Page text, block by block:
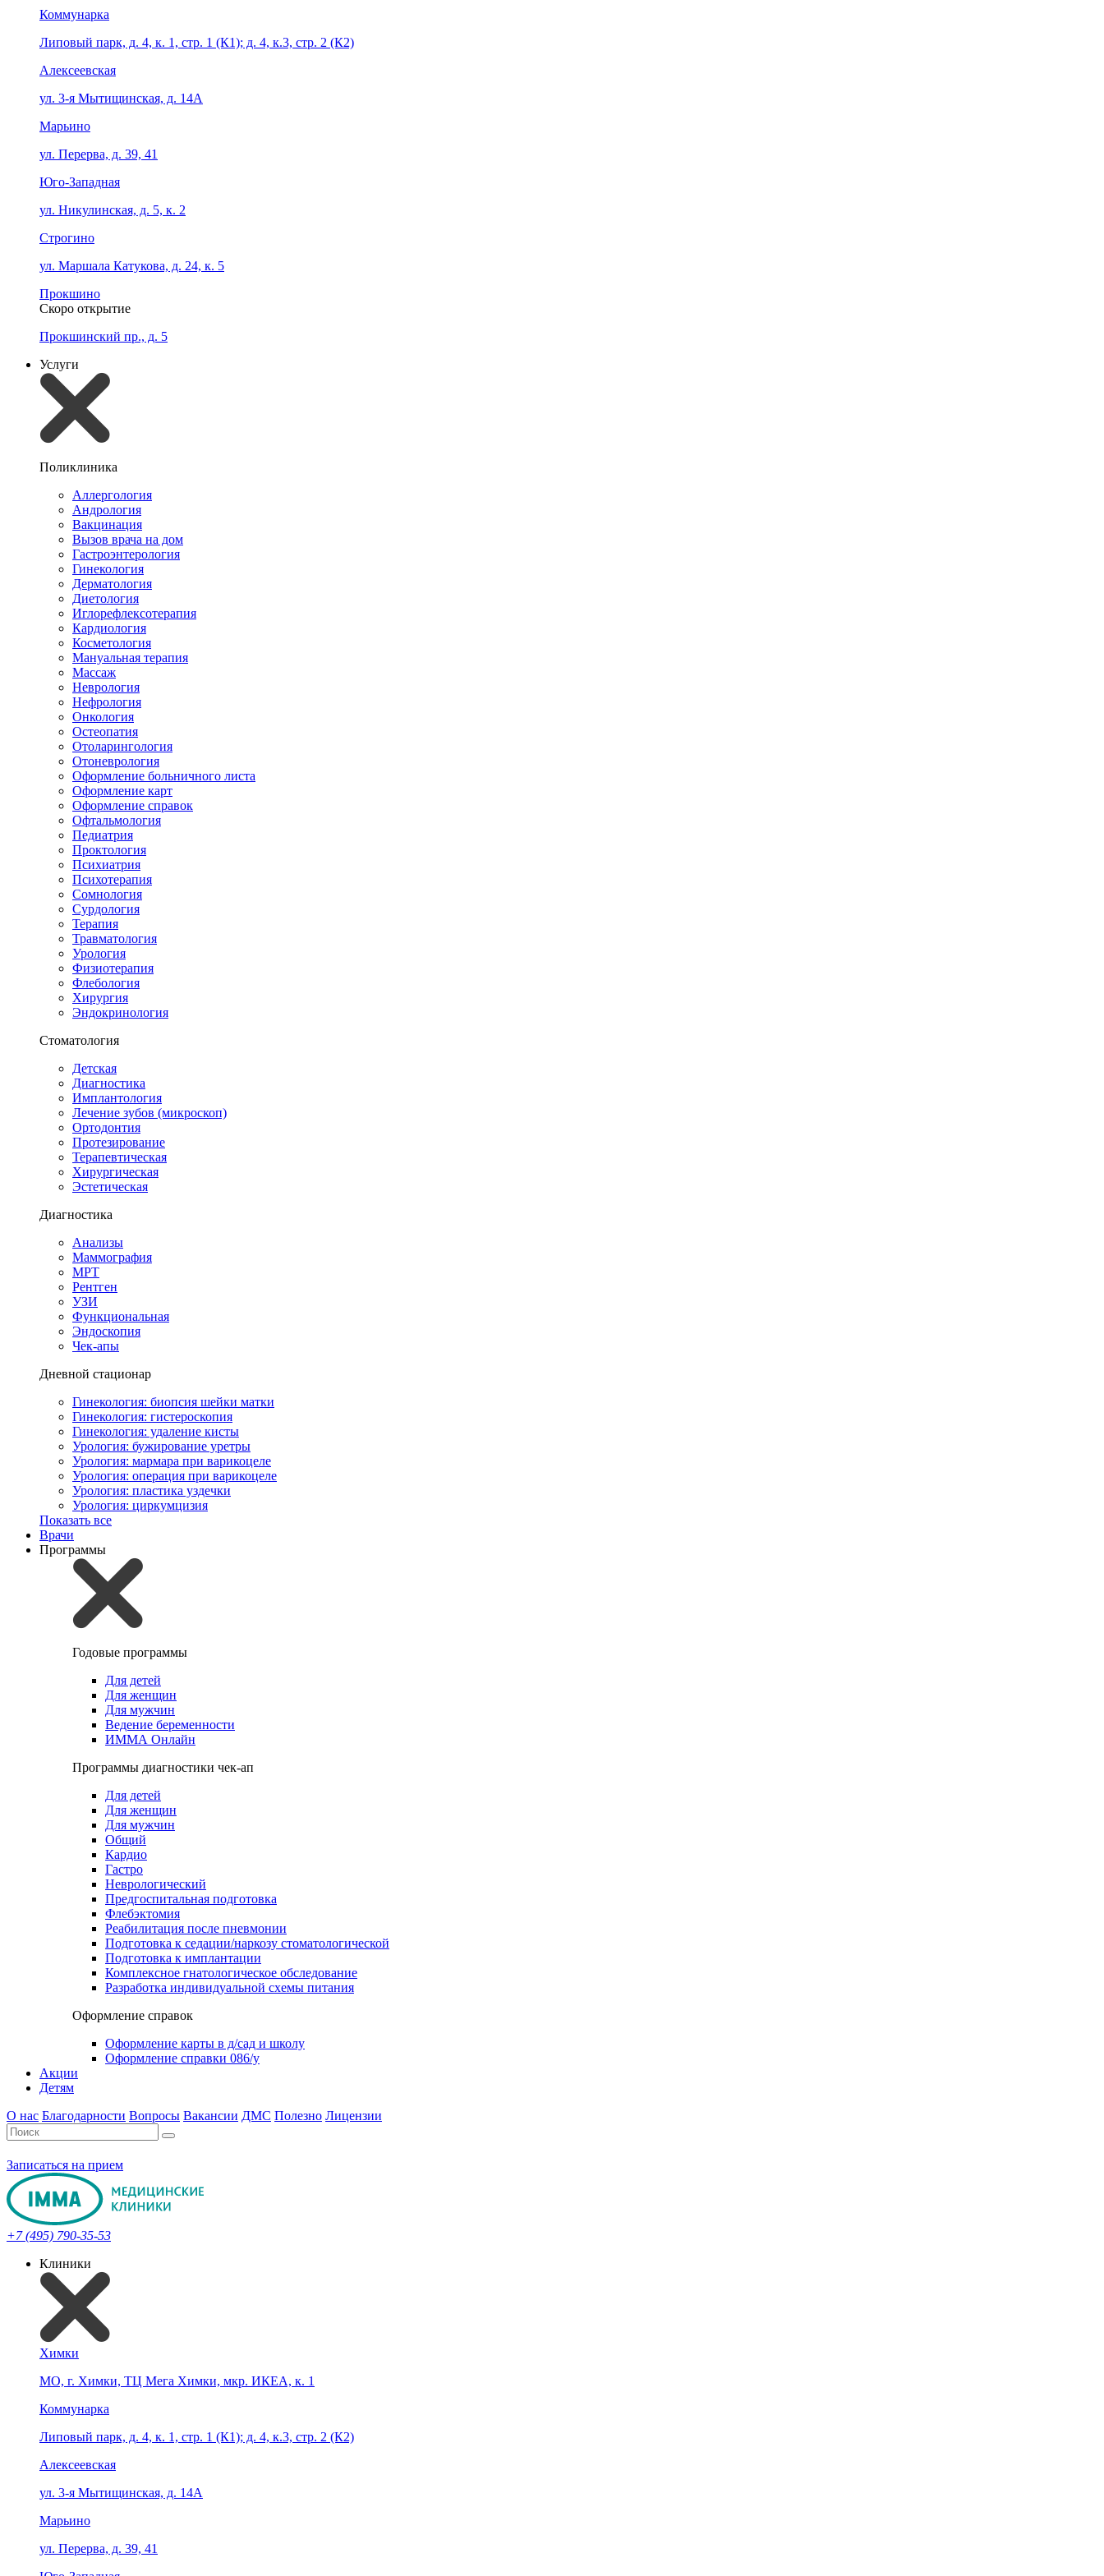
Коммунарка
Липовый парк, д. 4, к. 1, стр. 1 (К1); д. 4, к.3, стр. 2 (К2)
Алексеевская
ул. 3-я Мытищинская, д. 14А
Марьино
ул. Перерва, д. 39, 41
Юго-Западная
ул. Никулинская, д. 5, к. 2
Строгино
ул. Маршала Катукова, д. 24, к. 5
Прокшино
Скоро открытие
Прокшинский пр., д. 5
Услуги
Поликлиника
Аллергология
Андрология
Вакцинация
Вызов врача на дом
Гастроэнтерология
Гинекология
Дерматология
Диетология
Иглорефлексотерапия
Кардиология
Косметология
Мануальная терапия
Массаж
Неврология
Нефрология
Онкология
Остеопатия
Отоларингология
Отоневрология
Оформление больничного листа
Оформление карт
Оформление справок
Офтальмология
Педиатрия
Проктология
Психиатрия
Психотерапия
Сомнология
Сурдология
Терапия
Травматология
Урология
Физиотерапия
Флебология
Хирургия
Эндокринология
Стоматология
Детская
Диагностика
Имплантология
Лечение зубов (микроскоп)
Ортодонтия
Протезирование
Терапевтическая
Хирургическая
Эстетическая
Диагностика
Анализы
Маммография
МРТ
Рентген
УЗИ
Функциональная
Эндоскопия
Чек-апы
Дневной стационар
Гинекология: биопсия шейки матки
Гинекология: гистероскопия
Гинекология: удаление кисты
Урология: бужирование уретры
Урология: мармара при варикоцеле
Урология: операция при варикоцеле
Урология: пластика уздечки
Урология: циркумцизия
Показать все
Врачи
Программы
Годовые программы
Для детей
Для женщин
Для мужчин
Ведение беременности
ИММА Онлайн
Программы диагностики чек-ап
Для детей
Для женщин
Для мужчин
Общий
Кардио
Гастро
Неврологический
Предгоспитальная подготовка
Флебэктомия
Реабилитация после пневмонии
Подготовка к седации/наркозу стоматологической
Подготовка к имплантации
Комплексное гнатологическое обследование
Разработка индивидуальной схемы питания
Оформление справок
Оформление карты в д/сад и школу
Оформление справки 086/у
Акции
Детям
О нас Благодарности Вопросы Вакансии ДМС Полезно Лицензии
Записаться на прием
+7 (495) 790-35-53
Клиники
Химки
МО, г. Химки, ТЦ Мега Химки, мкр. ИКЕА, к. 1
Коммунарка
Липовый парк, д. 4, к. 1, стр. 1 (К1); д. 4, к.3, стр. 2 (К2)
Алексеевская
ул. 3-я Мытищинская, д. 14А
Марьино
ул. Перерва, д. 39, 41